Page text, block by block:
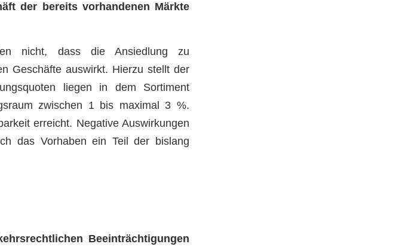
der bereits vorhandenen Märkte
nicht, dass die Ansiedlung zu
Geschäfte auswirkt. Hierzu stellt der
liegen in dem Sortiment
zwischen 1 bis maximal 3 %.
erreicht. Negative Auswirkungen
das Vorhaben ein Teil der bislang
Beeinträchtigungen